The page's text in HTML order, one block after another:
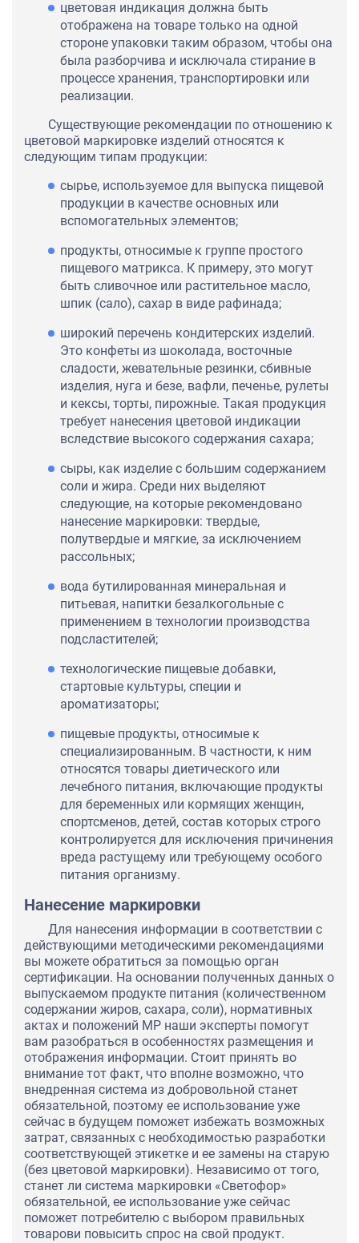
цветовая индикация должна быть
отображена на товаре только на одной
стороне упаковки таким образом, чтобы она
была разборчива и исключала стирание в
процессе хранения, транспортировки или
реализации.
Существующие рекомендации по отношению к
цветовой маркировке изделий относятся к
следующим типам продукции:
сырье, используемое для выпуска пищевой
продукции в качестве основных или
вспомогательных элементов;
продукты, относимые к группе простого
пищевого матрикса. К примеру, это могут
быть сливочное или растительное масло,
шпик (сало), сахар в виде рафинада;
широкий перечень кондитерских изделий.
Это конфеты из шоколада, восточные
сладости, жевательные резинки, сбивные
изделия, нуга и безе, вафли, печенье, рулеты
и кексы, торты, пирожные. Такая продукция
требует нанесения цветовой индикации
вследствие высокого содержания сахара;
сыры, как изделие с большим содержанием
соли и жира. Среди них выделяют
следующие, на которые рекомендовано
нанесение маркировки: твердые,
полутвердые и мягкие, за исключением
рассольных;
вода бутилированная минеральная и
питьевая, напитки безалкогольные с
применением в технологии производства
подсластителей;
технологические пищевые добавки,
стартовые культуры, специи и
ароматизаторы;
пищевые продукты, относимые к
специализированным. В частности, к ним
относятся товары диетического или
лечебного питания, включающие продукты
для беременных или кормящих женщин,
спортсменов, детей, состав которых строго
контролируется для исключения причинения
вреда растущему или требующему особого
питания организму.
Нанесение маркировки
Для нанесения информации в соответствии с
действующими методическими рекомендациями
вы можете обратиться за помощью орган
сертификации. На основании полученных данных о
выпускаемом продукте питания (количественном
содержании жиров, сахара, соли), нормативных
актах и положений МР наши эксперты помогут
вам разобраться в особенностях размещения и
отображения информации. Стоит принять во
внимание тот факт, что вполне возможно, что
внедренная система из добровольной станет
обязательной, поэтому ее использование уже
сейчас в будущем поможет избежать возможных
затрат, связанных с необходимостью разработки
соответствующей этикетке и ее замены на старую
(без цветовой маркировки). Независимо от того,
станет ли система маркировки «Светофор»
обязательной, ее использование уже сейчас
поможет потребителю с выбором правильных
товарови повысить спрос на свой продукт.